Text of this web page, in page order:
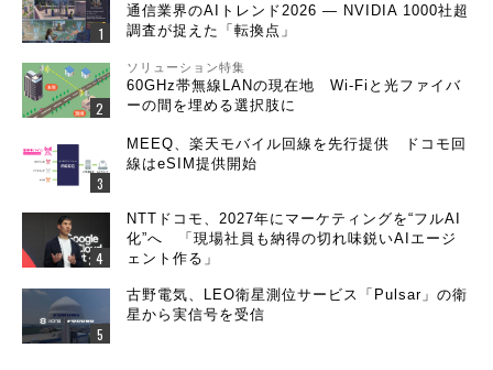
通信業界のAIトレンド2026 ― NVIDIA 1000社超
調査が捉えた「転換点」
ソリューション特集
60GHz帯無線LANの現在地 Wi-Fiと光ファイバ
ーの間を埋める選択肢に
MEEQ、楽天モバイル回線を先行提供 ドコモ回
線はeSIM提供開始
NTTドコモ、2027年にマーケティングを“フルAI
化”へ 「現場社員も納得の切れ味鋭いAIエージ
ェント作る」
古野電気、LEO衛星測位サービス「Pulsar」の衛
星から実信号を受信